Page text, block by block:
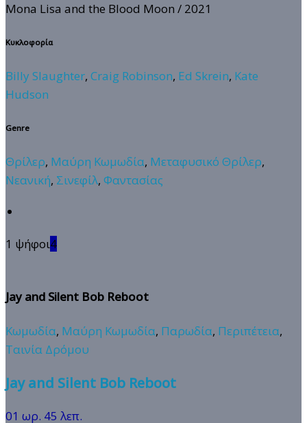
Mona Lisa and the Blood Moon / 2021
Κυκλοφορία
Billy Slaughter, Craig Robinson, Ed Skrein, Kate
Hudson
Genre
Θρίλερ, Μαύρη Κωμωδία, Μεταφυσικό Θρίλερ,
Νεανική, Σινεφίλ, Φαντασίας
1 ψήφοι4
Jay and Silent Bob Reboot
Κωμωδία, Μαύρη Κωμωδία, Παρωδία, Περιπέτεια,
Ταινία Δρόμου
Jay and Silent Bob Reboot
01 ωρ. 45 λεπ.